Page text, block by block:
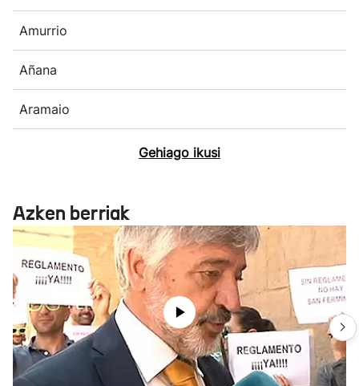
Amurrio
Añana
Aramaio
Gehiago ikusi
Azken berriak